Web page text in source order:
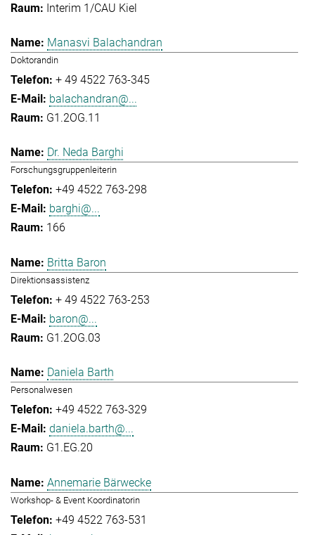
Interim 1/CAU Kiel
Manasvi Balachandran
Doktorandin
+ 49 4522 763-345
balachandran@...
G1.2OG.11
Dr. Neda Barghi
Forschungsgruppenleiterin
+49 4522 763-298
barghi@...
166
Britta Baron
Direktionsassistenz
+ 49 4522 763-253
baron@...
G1.2OG.03
Daniela Barth
Personalwesen
+49 4522 763-329
daniela.barth@...
G1.EG.20
Annemarie Bärwecke
Workshop- & Event Koordinatorin
+49 4522 763-531